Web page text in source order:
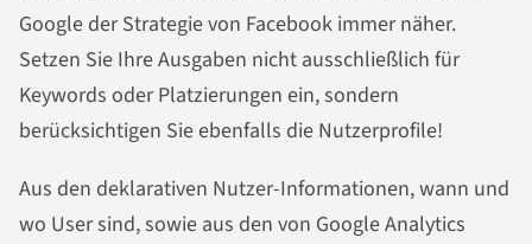
Google der Strategie von Facebook immer näher.
Setzen Sie Ihre Ausgaben nicht ausschließlich für
Keywords oder Platzierungen ein, sondern
berücksichtigen Sie ebenfalls die Nutzerprofile!
Aus den deklarativen Nutzer-Informationen, wann und
wo User sind, sowie aus den von Google Analytics